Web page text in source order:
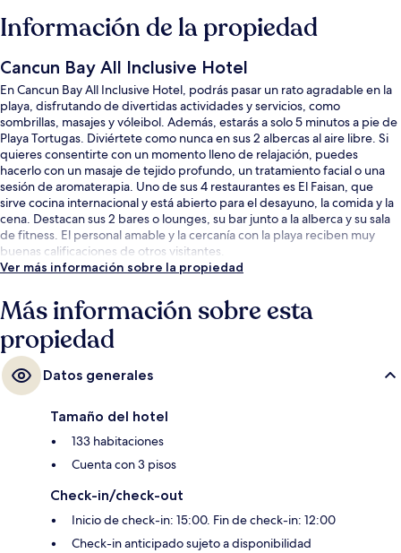
Información de la propiedad
Cancun Bay All Inclusive Hotel
En Cancun Bay All Inclusive Hotel, podrás pasar un rato agradable en la
playa, disfrutando de divertidas actividades y servicios, como
sombrillas, masajes y vóleibol. Además, estarás a solo 5 minutos a pie de
Playa Tortugas. Diviértete como nunca en sus 2 albercas al aire libre. Si
quieres consentirte con un momento lleno de relajación, puedes
hacerlo con un masaje de tejido profundo, un tratamiento facial o una
sesión de aromaterapia. Uno de sus 4 restaurantes es El Faisan, que
sirve cocina internacional y está abierto para el desayuno, la comida y la
cena. Destacan sus 2 bares o lounges, su bar junto a la alberca y su sala
de fitness. El personal amable y la cercanía con la playa reciben muy
buenas calificaciones de otros visitantes.
Ver más información sobre la propiedad
Más información sobre esta
propiedad
Datos generales
Tamaño del hotel
133 habitaciones
Cuenta con 3 pisos
Check-in/check-out
Inicio de check-in: 15:00. Fin de check-in: 12:00
Check-in anticipado sujeto a disponibilidad